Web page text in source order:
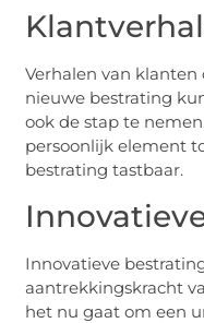
Verhalen van
nieuwe bestrating
ook de stap te
persoonlijk element
bestrating tastbaar.
Innovatieve
aantrekkingskracht
het nu gaat om een